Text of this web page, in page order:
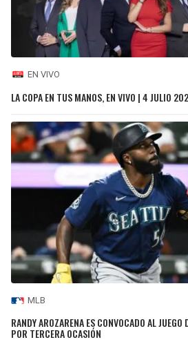
EN VIVO
LA COPA EN TUS MANOS, EN VIVO | 4 JULIO
MLB
RANDY AROZARENA ES CONVOCADO AL JUEGO
POR TERCERA OCASIÓN